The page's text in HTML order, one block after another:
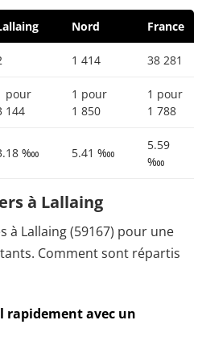
Nord France
1 414 38 281
pour
144
1 pour
1 850
1 pour
1 788
‱ 5.41 ‱
5.59
‱
à Lallaing
à Lallaing (59167) pour une
Comment sont répartis
rapidement avec un